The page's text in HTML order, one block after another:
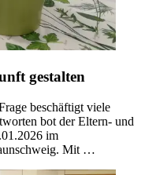
gestalten
beschäftigt viele
bot der Eltern- und
im
Mit …